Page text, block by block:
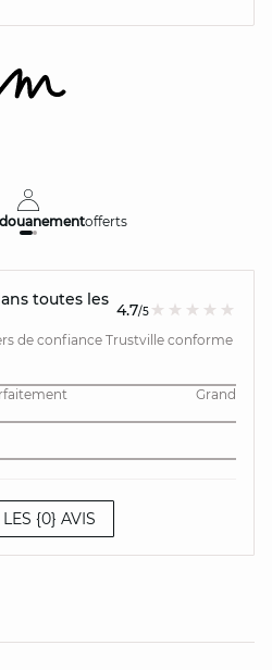
offerts
toutes les
4.7/5
de confiance Trustville conforme
Grand
{0} AVIS